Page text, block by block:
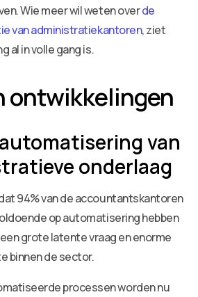
Wie meer wil weten overde
van administratiekantoren, ziet
al in volle gang is.
ontwikkelingen
van
onderlaag
94% van de accountantskantoren
op automatisering hebben
grote latente vraag en enorme
binnen de sector.
processen worden nu